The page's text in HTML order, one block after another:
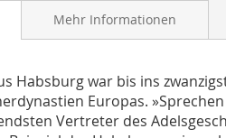
Habsburg war bis ins
Europas.
Vertreter des
Mehr Informationen